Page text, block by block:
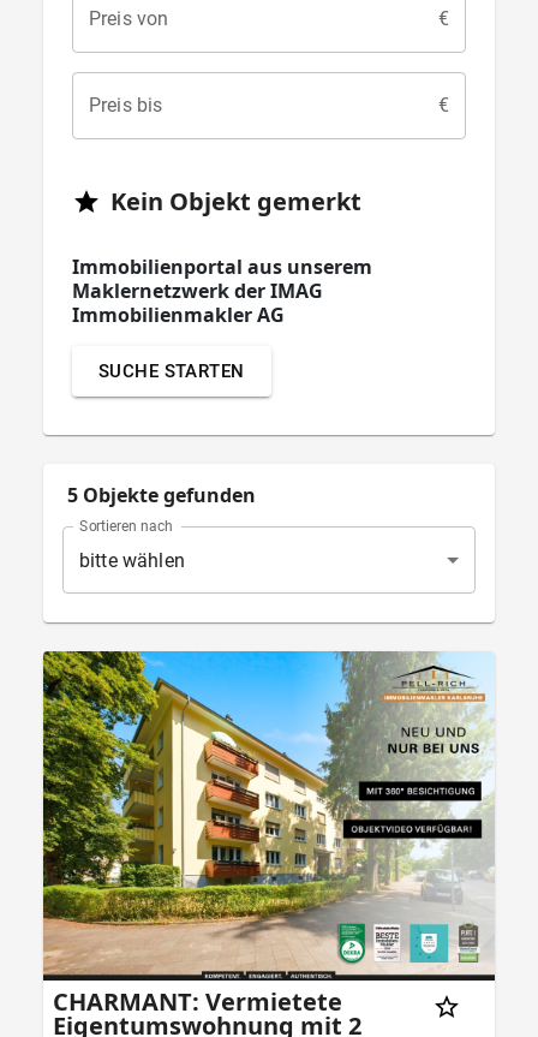
Preis von €
Preis bis €
Kein Objekt gemerkt
Immobilienportal aus unserem
Maklernetzwerk derIMAG
Immobilienmakler AG
SUCHE STARTEN
5 Objektegefunden
Sortieren nach
bitte wählen
CHARMANT: Vermietete
Eigentumswohnung mit 2